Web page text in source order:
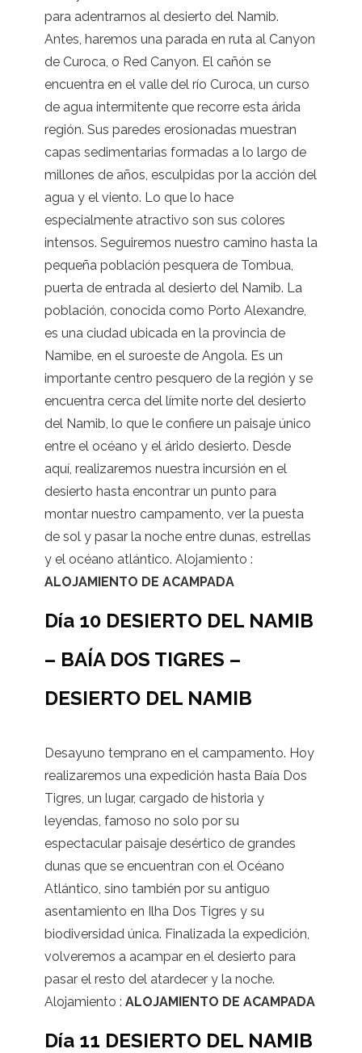
para adentrarnos al desierto del Namib.
Antes, haremos una parada en ruta al Canyon
de Curoca, o Red Canyon. El cañón se
encuentra en el valle del río Curoca, un curso
de agua intermitente que recorre esta árida
región. Sus paredes erosionadas muestran
capas sedimentarias formadas a lo largo de
millones de años, esculpidas por la acción del
agua y el viento. Lo que lo hace
especialmente atractivo son sus colores
intensos. Seguiremos nuestro camino hasta la
pequeña población pesquera de Tombua,
puerta de entrada al desierto del Namib. La
población, conocida como Porto Alexandre,
es una ciudad ubicada en la provincia de
Namibe, en el suroeste de Angola. Es un
importante centro pesquero de la región y se
encuentra cerca del límite norte del desierto
del Namib, lo que le confiere un paisaje único
entre el océano y el árido desierto. Desde
aquí, realizaremos nuestra incursión en el
desierto hasta encontrar un punto para
montar nuestro campamento, ver la puesta
de sol y pasar la noche entre dunas, estrellas
y el océano atlántico. Alojamiento :
ALOJAMIENTO DE ACAMPADA
Día 10 DESIERTO DEL NAMIB
– BAÍA DOS TIGRES –
DESIERTO DEL NAMIB
Desayuno temprano en el campamento. Hoy
realizaremos una expedición hasta Baía Dos
Tigres, un lugar, cargado de historia y
leyendas, famoso no solo por su
espectacular paisaje desértico de grandes
dunas que se encuentran con el Océano
Atlántico, sino también por su antiguo
asentamiento en Ilha Dos Tigres y su
biodiversidad única. Finalizada la expedición,
volveremos a acampar en el desierto para
pasar el resto del atardecer y la noche.
Alojamiento : ALOJAMIENTO DE ACAMPADA
Día 11 DESIERTO DEL NAMIB